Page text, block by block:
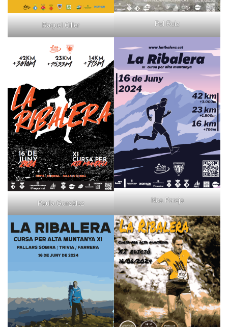
Raquel Ciller Pol Ruiz
Paula González Noa Pareja